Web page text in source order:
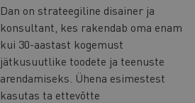
Dan on strateegiline disainer ja
konsultant, kes rakendab oma enam
kui 30-aastast kogemust
jätkusuutlike toodete ja teenuste
arendamiseks. Ühena esimestest
kasutas ta ettevõtte